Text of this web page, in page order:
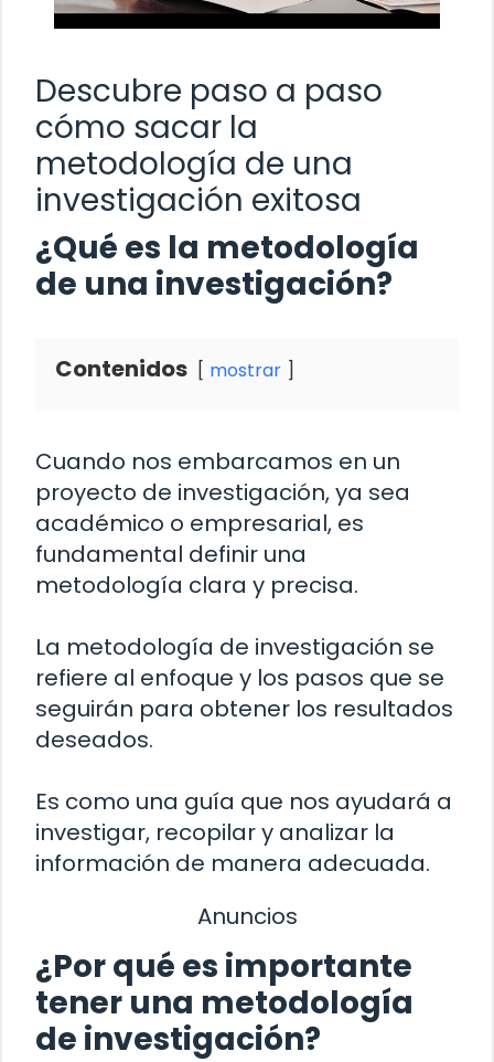
Descubre paso a paso
cómo sacar la
metodología de una
investigación exitosa
¿Qué es la metodología
de una investigación?
Contenidos mostrar
Cuando nos embarcamos en un
proyecto de investigación, ya sea
académico o empresarial, es
fundamental definir una
metodología clara y precisa.
La metodología de investigación se
refiere al enfoque y los pasos que se
seguirán para obtener los resultados
deseados.
Es como una guía que nos ayudará a
investigar, recopilar y analizar la
información de manera adecuada.
Anuncios
¿Por qué es importante
tener una metodología
de investigación?